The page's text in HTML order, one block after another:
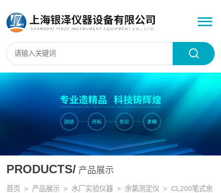
PRODUCTS/ 产品展示
首页 > 产品展示 > 水厂实验仪器 >余氯测定仪 > CL200笔式余